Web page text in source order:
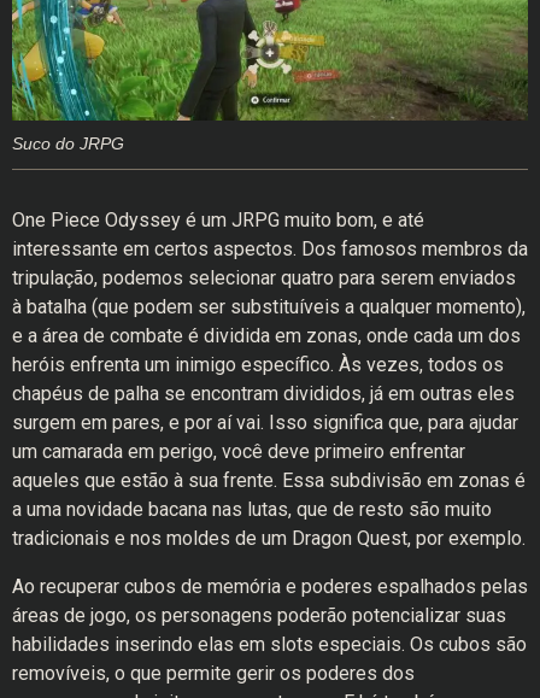
Suco do JRPG
One Piece Odyssey é um JRPG muito bom, e até
interessante em certos aspectos. Dos famosos membros da
tripulação, podemos selecionar quatro para serem enviados
à batalha (que podem ser substituíveis a qualquer momento),
e a área de combate é dividida em zonas, onde cada um dos
heróis enfrenta um inimigo específico. Às vezes, todos os
chapéus de palha se encontram divididos, já em outras eles
surgem em pares, e por aí vai. Isso significa que, para ajudar
um camarada em perigo, você deve primeiro enfrentar
aqueles que estão à sua frente. Essa subdivisão em zonas é
a uma novidade bacana nas lutas, que de resto são muito
tradicionais e nos moldes de um Dragon Quest, por exemplo.
Ao recuperar cubos de memória e poderes espalhados pelas
áreas de jogo, os personagens poderão potencializar suas
habilidades inserindo elas em slots especiais. Os cubos são
removíveis, o que permite gerir os poderes dos